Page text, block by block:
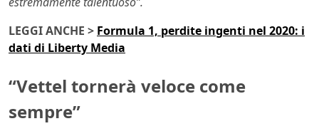
LEGGI ANCHE > Formula 1, perdite ingenti nel 2020: i
dati di Liberty Media
“Vettel tornerà veloce come
sempre”